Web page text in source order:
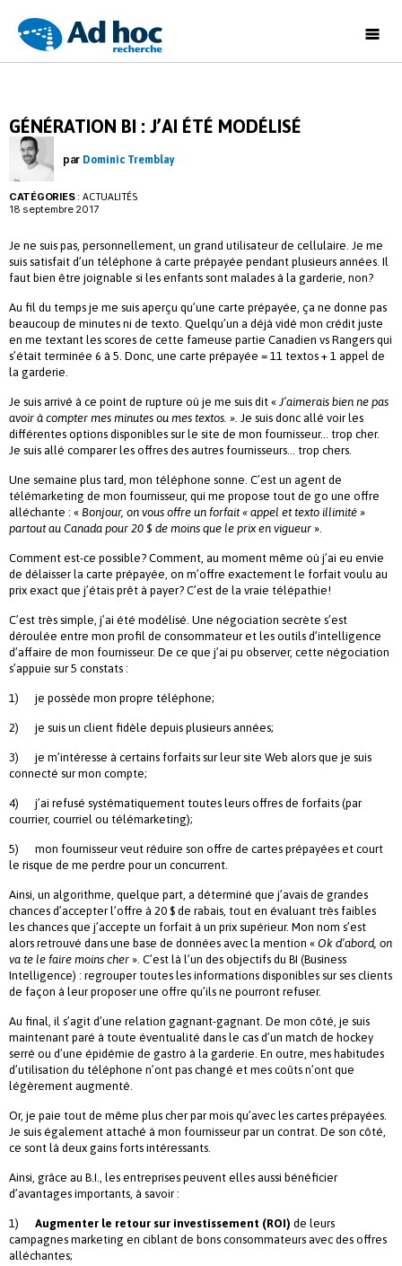
Ad
GÉNÉRATION BI : J’AI ÉTÉ MODÉLISÉ
par Dominic Tremblay
CATÉGORIES: ACTUALITÉS
18 septembre 2017
Je ne suis pas, personnellement, un grand utilisateur de cellulaire. Je me
suis satisfait d’un téléphone à carte prépayée pendant plusieurs années. Il
faut bien être joignable si les enfants sont malades à la garderie, non?
Au fil du temps je me suis aperçu qu’une carte prépayée, ça ne donne pas
beaucoup de minutes ni de texto. Quelqu’un a déjà vidé mon crédit juste
en me textant les scores de cette fameuse partie Canadien vs Rangers qui
s’était terminée 6 à 5. Donc, une carte prépayée = 11 textos + 1 appel de
la garderie.
Je suis arrivé à ce point de rupture où je me suis dit « J’aimerais bien ne pas
avoir à compter mes minutes ou mes textos. ». Je suis donc allé voir les
différentes options disponibles sur le site de mon fournisseur… trop cher.
Je suis allé comparer les offres des autres fournisseurs… trop chers.
Une semaine plus tard, mon téléphone sonne. C’est un agent de
télémarketing de mon fournisseur, qui me propose tout de go une offre
alléchante : « Bonjour, on vous offre un forfait « appel et texto illimité »
partout au Canada pour 20 $ de moins que le prix en vigueur ».
Comment est-ce possible? Comment, au moment même où j’ai eu envie
de délaisser la carte prépayée, on m’offre exactement le forfait voulu au
prix exact que j’étais prêt à payer? C’est de la vraie télépathie!
C’est très simple, j’ai été modélisé. Une négociation secrète s’est
déroulée entre mon profil de consommateur et les outils d’intelligence
d’affaire de mon fournisseur. De ce que j’ai pu observer, cette négociation
s’appuie sur 5 constats :
1) je possède mon propre téléphone;
2) je suis un client fidèle depuis plusieurs années;
3) je m’intéresse à certains forfaits sur leur site Web alors que je suis
connecté sur mon compte;
4) j’ai refusé systématiquement toutes leurs offres de forfaits (par
courrier, courriel ou télémarketing);
5) mon fournisseur veut réduire son offre de cartes prépayées et court
le risque de me perdre pour un concurrent.
Ainsi, un algorithme, quelque part, a déterminé que j’avais de grandes
chances d’accepter l’offre à 20 $ de rabais, tout en évaluant très faibles
les chances que j’accepte un forfait à un prix supérieur. Mon nom s’est
alors retrouvé dans une base de données avec la mention « Ok d’abord, on
va te le faire moins cher ». C’est là l’un des objectifs du BI (Business
Intelligence) : regrouper toutes les informations disponibles sur ses clients
de façon à leur proposer une offre qu’ils ne pourront refuser.
Au final, il s’agit d’une relation gagnant-gagnant. De mon côté, je suis
maintenant paré à toute éventualité dans le cas d’un match de hockey
serré ou d’une épidémie de gastro à la garderie. En outre, mes habitudes
d’utilisation du téléphone n’ont pas changé et mes coûts n’ont que
légèrement augmenté.
Or, je paie tout de même plus cher par mois qu’avec les cartes prépayées.
Je suis également attaché à mon fournisseur par un contrat. De son côté,
ce sont là deux gains forts intéressants.
Ainsi, grâce au B.I., les entreprises peuvent elles aussi bénéficier
d’avantages importants, à savoir :
1) Augmenter le retour sur investissement (ROI) de leurs
campagnes marketing en ciblant de bons consommateurs avec des offres
alléchantes;